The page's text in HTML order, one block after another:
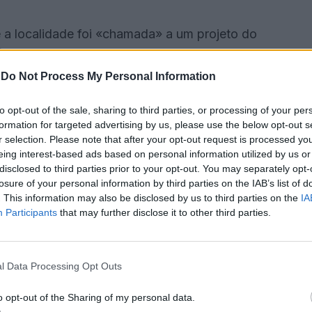
Do Not Process My Personal Information
opt-out of the sale, sharing to third parties, or processing of your
for targeted advertising by us, please use the below opt-out
selection. Please note that after your opt-out request is processed
interest-based ads based on personal information utilized by us
to third parties prior to your opt-out. You may separately
of your personal information by third parties on the IAB’s list of
This information may also be disclosed by us to third parties on the
Participants that may further disclose it to other third parties.
Data Processing Opt Outs
opt-out of the Sharing of my personal data.
localidade foi «chamada» a um projeto do
), onde os nómadas percorrem o país.
tem investido na criação de condições para atrair
do que atrair nómadas digitais, é atrair as
que «o nosso objetivo é ter nómadas digitais
e os processos, para que nos possam ajudar a
vida das pessoas que estão cá e tornarmo-nos
querer vir», acrescentou o edil.
e propuseram ideias de melhoria, mesmo que